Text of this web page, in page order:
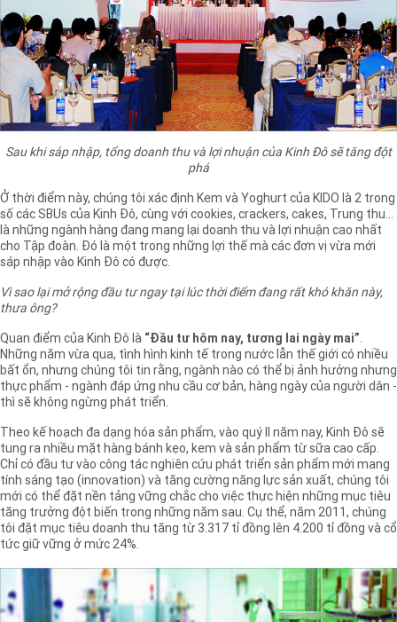
Sau khi sáp nhập, tổng doanh thu và lợi nhuận của Kinh Đô sẽ tăng đột
phá
Ở thời điểm này, chúng tôi xác định Kem và Yoghurt của KIDO là 2 trong
số các SBUs của Kinh Đô, cùng với cookies, crackers, cakes, Trung thu...
là những ngành hàng đang mang lại doanh thu và lợi nhuận cao nhất
cho Tập đoàn. Đó là một trong những lợi thế mà các đơn vị vừa mới
sáp nhập vào Kinh Đô có được.
Vì sao lại mở rộng đầu tư ngay tại lúc thời điểm đang rất khó khăn này,
thưa ông?
Quan điểm của Kinh Đô là “Đầu tư hôm nay, tương lai ngày mai”.
Những năm vừa qua, tình hình kinh tế trong nước lẫn thế giới có nhiều
bất ổn, nhưng chúng tôi tin rằng, ngành nào có thể bị ảnh hưởng nhưng
thực phẩm - ngành đáp ứng nhu cầu cơ bản, hàng ngày của người dân -
thì sẽ không ngừng phát triển.
Theo kế hoạch đa dạng hóa sản phẩm, vào quý II năm nay, Kinh Đô sẽ
tung ra nhiều mặt hàng bánh kẹo, kem và sản phẩm từ sữa cao cấp.
Chỉ có đầu tư vào công tác nghiên cứu phát triển sản phẩm mới mang
tính sáng tạo (innovation) và tăng cường năng lực sản xuất, chúng tôi
mới có thể đặt nền tảng vững chắc cho việc thực hiện những mục tiêu
tăng trưởng đột biến trong những năm sau. Cụ thể, năm 2011, chúng
tôi đặt mục tiêu doanh thu tăng từ 3.317 tỉ đồng lên 4.200 tỉ đồng và cổ
tức giữ vững ở mức 24%.